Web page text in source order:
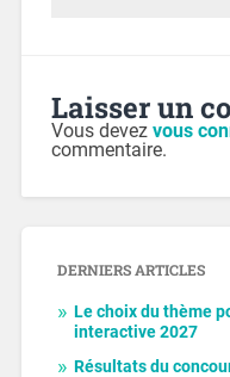
Laisser un
Vous devez vous
commentaire.
DERNIERS ARTICLES
Le choix du thème
interactive 2027
Résultats du